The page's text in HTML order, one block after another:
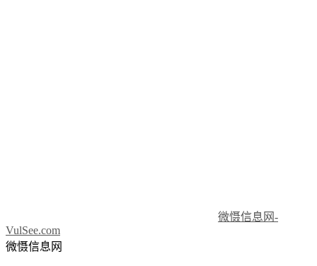
微慑信息网-
VulSee.com
微慑信息网